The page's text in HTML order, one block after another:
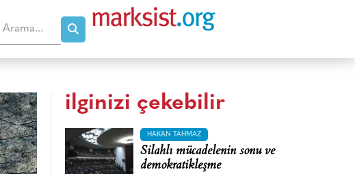
ilginizi çekebilir
HAKAN TAHMAZ
Silahlı mücadelenin sonu ve
demokratikleşme